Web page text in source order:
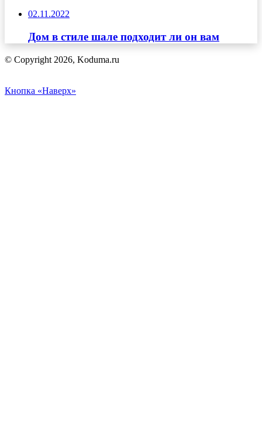
02.11.2022
Дом в стиле шале подходит ли он вам
© Copyright 2026, Koduma.ru
Кнопка «Наверх»